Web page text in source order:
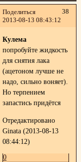
Поделиться
38
2013-08-13 08:43:12
Кулема
попробуйте жидкость
для снятия лака
(ацетоном лучше не
надо, сильно воняет).
Но терпением
запастись придётся
Отредактировано
Ginata (2013-08-13
08:44:12)
0